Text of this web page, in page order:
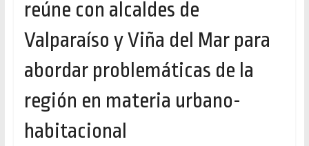
reúne con alcaldes de
Valparaíso y Viña del Mar para
abordar problemáticas de la
región en materia urbano-
habitacional